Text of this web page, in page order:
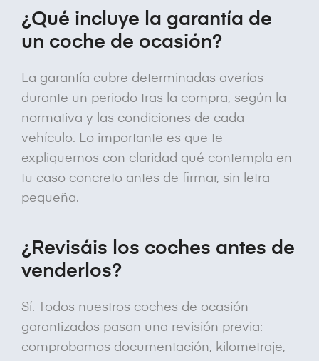
¿Qué incluye la garantía de
un coche de ocasión?
La garantía cubre determinadas averías
durante un periodo tras la compra, según la
normativa y las condiciones de cada
vehículo. Lo importante es que te
expliquemos con claridad qué contempla en
tu caso concreto antes de firmar, sin letra
pequeña.
¿Revisáis los coches antes de
venderlos?
Sí. Todos nuestros coches de ocasión
garantizados pasan una revisión previa:
comprobamos documentación, kilometraje,